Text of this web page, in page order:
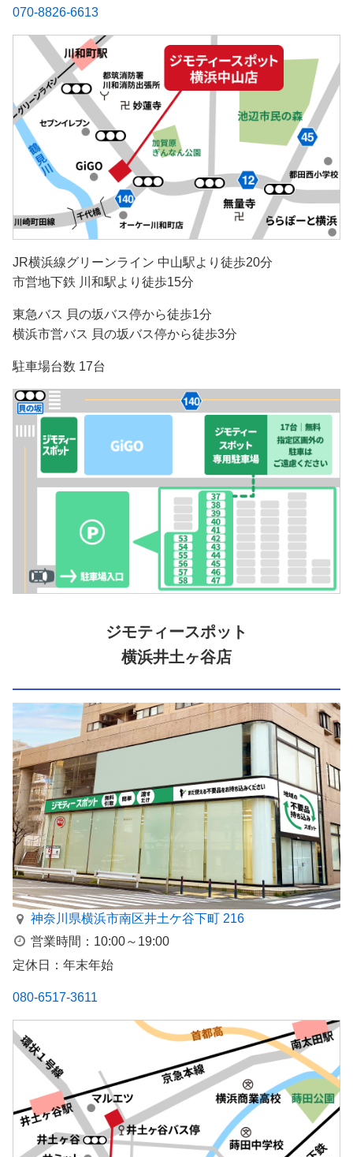
070-8826-6613
JR横浜線グリーンライン 中山駅より徒歩20分
市営地下鉄 川和駅より徒歩15分
東急バス 貝の坂バス停から徒歩1分
横浜市営バス 貝の坂バス停から徒歩3分
駐車場台数 17台
ジモティースポット
横浜井土ヶ谷店
神奈川県横浜市南区井⼟ケ⾕下町 216
営業時間：10:00～19:00
定休日：年末年始
080-6517-3611